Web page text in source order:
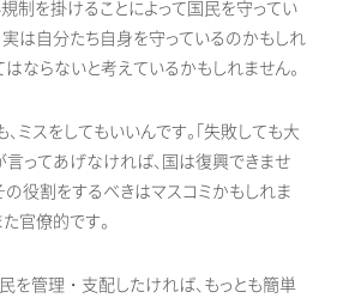
制を掛けることによって国民を守ってい
実は自分たち自身を守っているのかもしれ
はならないと考えているかもしれません。
ミスをしてもいいんです。「失敗しても大
言ってあげなければ、国は復興できませ
の役割をするべきはマスコミかもしれま
官僚的です。
を管理・支配したければ、もっとも簡単